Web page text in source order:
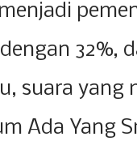
32%,
suara yang
Ada Yang